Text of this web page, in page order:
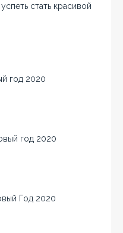
стать красивой
год 2020
год 2020
Год 2020